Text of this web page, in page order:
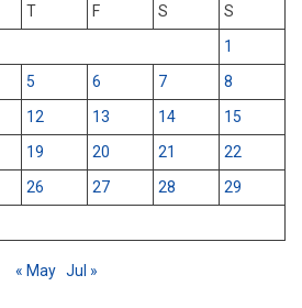
T F S
S
1
5 6 7
8
12 13 14
15
19 20 21
22
26 27 28
29
« May Jul »